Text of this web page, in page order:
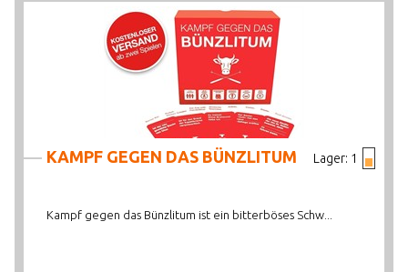
Lager: 1
KAMPF GEGEN DAS BÜNZLITUM
Kampf gegen das Bünzlitum ist ein bitterböses Schw...